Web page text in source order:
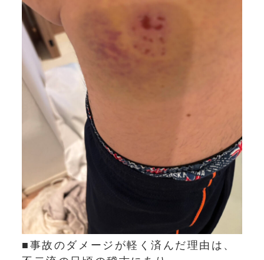
■事故のダメージが軽く済んだ理由は、